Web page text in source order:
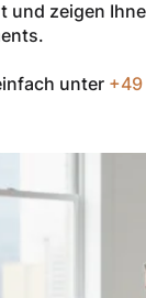
und zeigen
unter +49